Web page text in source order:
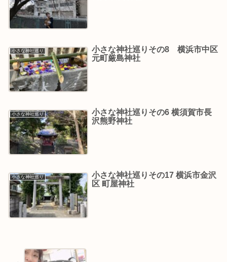
小さな神社巡り
小さな神社巡りその8 横浜市中区
元町厳島神社
小さな神社巡り
小さな神社巡りその6 横須賀市長
沢熊野神社
小さな神社巡り
小さな神社巡りその17 横浜市金沢
区 町屋神社